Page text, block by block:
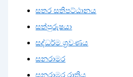
සතර සතිපට්ඨානය
සත්පුරුෂයා
සද්ධර්ම ශ්‍රවණය
සනරාමර
සනරාමර රාත්‍රිය